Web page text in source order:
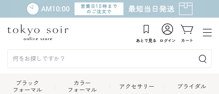
あとで見る ログイン カート
ブラック
フォーマル
カラー
フォーマル
アクセサリー ブライダル